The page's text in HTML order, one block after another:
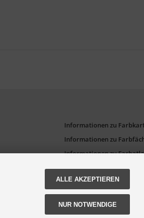
Informationen zu
Informationen zu
Informationen zu
ALLE AKZEPTIEREN
NUR NOTWENDIGE